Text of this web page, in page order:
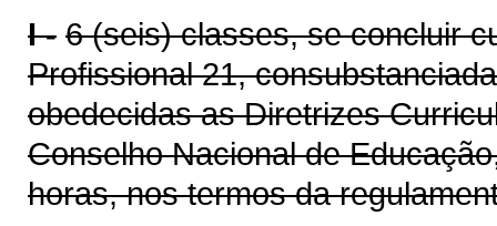
I - 6 (seis) classes, se concluir
Profissional 21,
obedecidas as Diretrizes
Conselho Nacional de
horas, nos termos da